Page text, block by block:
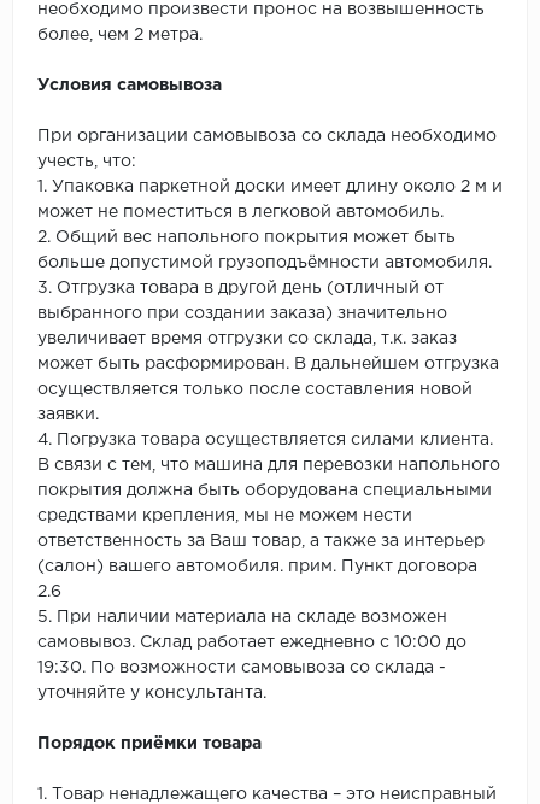
необходимо произвести пронос на возвышенность
более, чем 2 метра.
Условия самовывоза
При организации самовывоза со склада необходимо
учесть, что:
1. Упаковка паркетной доски имеет длину около 2 м и
может не поместиться в легковой автомобиль.
2. Общий вес напольного покрытия может быть
больше допустимой грузоподъёмности автомобиля.
3. Отгрузка товара в другой день (отличный от
выбранного при создании заказа) значительно
увеличивает время отгрузки со склада, т.к. заказ
может быть расформирован. В дальнейшем отгрузка
осуществляется только после составления новой
заявки.
4. Погрузка товара осуществляется силами клиента.
В связи с тем, что машина для перевозки напольного
покрытия должна быть оборудована специальными
средствами крепления, мы не можем нести
ответственность за Ваш товар, а также за интерьер
(салон) вашего автомобиля. прим. Пункт договора
2.6
5. При наличии материала на складе возможен
самовывоз. Склад работает ежедневно с 10:00 до
19:30. По возможности самовывоза со склада -
уточняйте у консультанта.
Порядок приёмки товара
1. Товар ненадлежащего качества – это неисправный